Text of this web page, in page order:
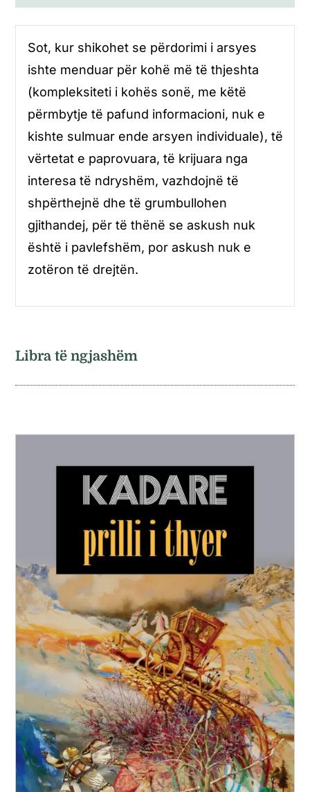
Sot, kur shikohet se përdorimi i arsyes
ishte menduar për kohë më të thjeshta
(kompleksiteti i kohës sonë, me këtë
përmbytje të pafund informacioni, nuk e
kishte sulmuar ende arsyen individuale), të
vërtetat e paprovuara, të krijuara nga
interesa të ndryshëm, vazhdojnë të
shpërthejnë dhe të grumbullohen
gjithandej, për të thënë se askush nuk
është i pavlefshëm, por askush nuk e
zotëron të drejtën.
Libra të ngjashëm